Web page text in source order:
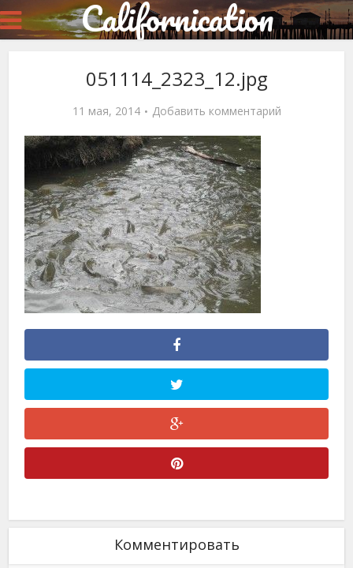
Californication
051114_2323_12.jpg
11 мая, 2014 Добавить комментарий
Комментировать